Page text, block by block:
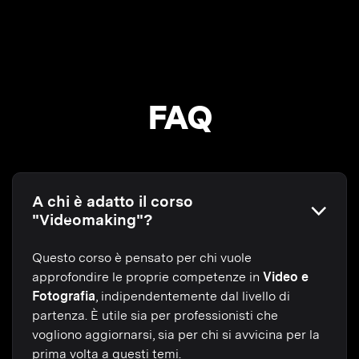
FAQ
A chi è adatto il corso
"Videomaking"?
Questo corso è pensato per chi vuole
approfondire le proprie competenze in Video e
Fotografia , indipendentemente dal livello di
partenza. È utile sia per professionisti che
vogliono aggiornarsi, sia per chi si avvicina per la
prima volta a questi temi.